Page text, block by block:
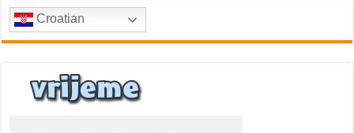
Croatian